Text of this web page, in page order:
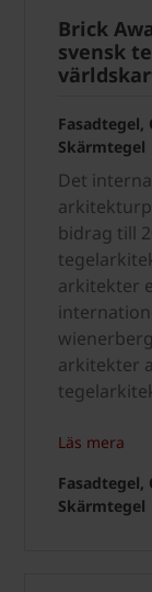
Brick
svensk
Fasadtegel,
Skärmtegel
Det
bidrag till
arkitekter
arkitekter
Läs mera
Fasadtegel,
Skärmtegel